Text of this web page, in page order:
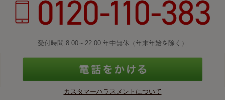
受付時間 8:00～22:00 年中無休（年末年始を除く）
カスタマーハラスメントについて